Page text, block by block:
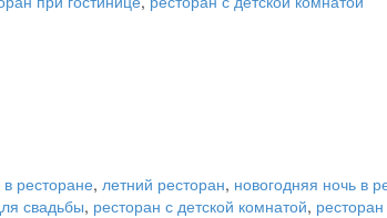
ресторане, летний ресторан, новогодняя ночь в
свадьбы, ресторан с детской комнатой,